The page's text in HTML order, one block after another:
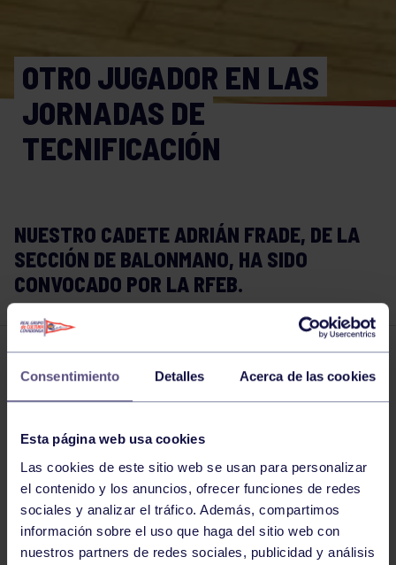
Consentimiento Detalles Acerca de las cookies
Esta página web usa cookies
Las cookies de este sitio web se usan para personalizar
el contenido y los anuncios, ofrecer funciones de redes
sociales y analizar el tráfico. Además, compartimos
información sobre el uso que haga del sitio web con
nuestros partners de redes sociales, publicidad y análisis
OTRO JUGADOR EN LAS
JORNADAS DE
TECNIFICACIÓN
NUESTRO CADETE ADRIÁN FRADE, DE LA
SECCIÓN DE BALONMANO, HA SIDO
CONVOCADO POR LA RFEB.
Comparte